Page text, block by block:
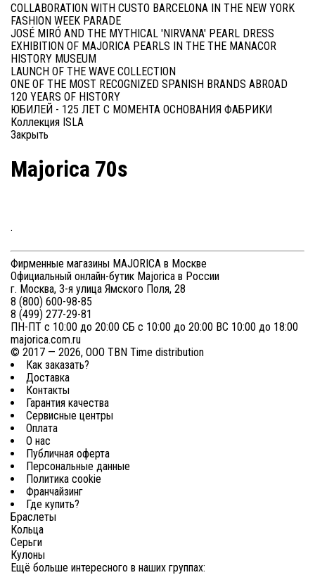
COLLABORATION WITH CUSTO BARCELONA IN THE NEW YORK
FASHION WEEK PARADE
JOSÉ MIRÓ AND THE MYTHICAL 'NIRVANA' PEARL DRESS
EXHIBITION OF MAJORICA PEARLS IN THE THE MANACOR
HISTORY MUSEUM
LAUNCH OF THE WAVE COLLECTION
ONE OF THE MOST RECOGNIZED SPANISH BRANDS ABROAD
120 YEARS OF HISTORY
ЮБИЛЕЙ - 125 ЛЕТ С МОМЕНТА ОСНОВАНИЯ ФАБРИКИ
Коллекция ISLA
Закрыть
Majorica 70s
.
Фирменные магазины MAJORICA в Москве
Официальный онлайн-бутик Majorica в России
г. Москва, 3-я улица Ямского Поля, 28
8 (800) 600-98-85
8 (499) 277-29-81
ПН-ПТ с 10:00 до 20:00 СБ с 10:00 до 20:00 ВС 10:00 до 18:00
majorica.com.ru
© 2017 — 2026, ООО TBN Time distribution
Как заказать?
Доставка
Контакты
Гарантия качества
Сервисные центры
Оплата
О нас
Публичная оферта
Персональные данные
Политика cookie
Франчайзинг
Где купить?
Браслеты
Кольца
Серьги
Кулоны
Ещё больше интересного в наших группах: